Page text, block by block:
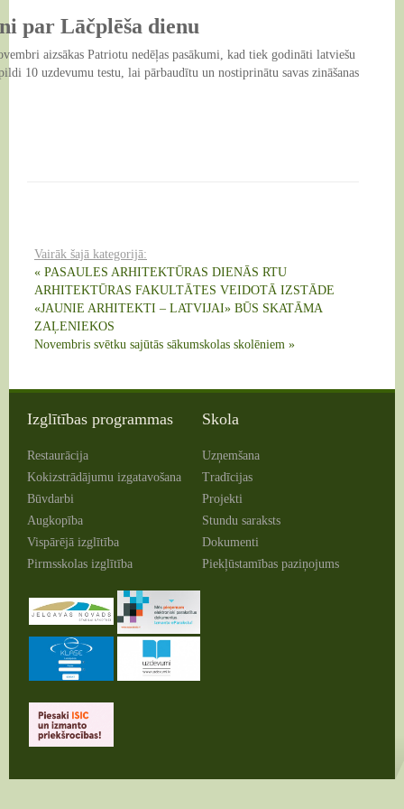
Dokumenti
Karjeras atbalsts
Augkopība
Vispārējā izglītība
Kontakti
par Lāčplēša dienu
aizsākas Patriotu nedēļas pasākumi, kad tiek godināti latviešu
10 uzdevumu testu, lai pārbaudītu un nostiprinātu savas zināšanas
Vairāk šajā kategorijā:
« PASAULES ARHITEKTŪRAS DIENĀS RTU
ARHITEKTŪRAS FAKULTĀTES VEIDOTĀ IZSTĀDE
«JAUNIE ARHITEKTI – LATVIJAI» BŪS SKATĀMA
ZAĻENIEKOS
Novembris svētku sajūtās sākumskolas skolēniem »
Izglītības programmas
Restaurācija
Kokizstrādājumu izgatavošana
Būvdarbi
Augkopība
Vispārējā izglītība
Pirmsskolas izglītība
Skola
Uzņemšana
Tradīcijas
Projekti
Stundu saraksts
Dokumenti
Piekļūstamības paziņojums